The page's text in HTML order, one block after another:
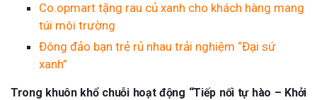
Co.opmart tặng rau củ xanh cho khách hàng mang
túi môi trường
Đông đảo bạn trẻ rủ nhau trải nghiệm “Đại sứ
xanh”
Trong khuôn khổ chuỗi hoạt động “Tiếp nối tự hào – Khởi